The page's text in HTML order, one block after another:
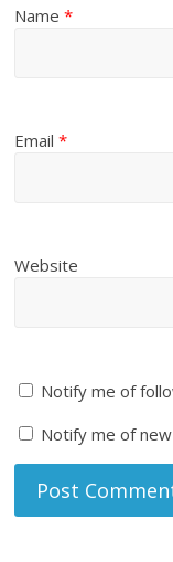
Name*
Email*
Website
Notify me of
Notify me of